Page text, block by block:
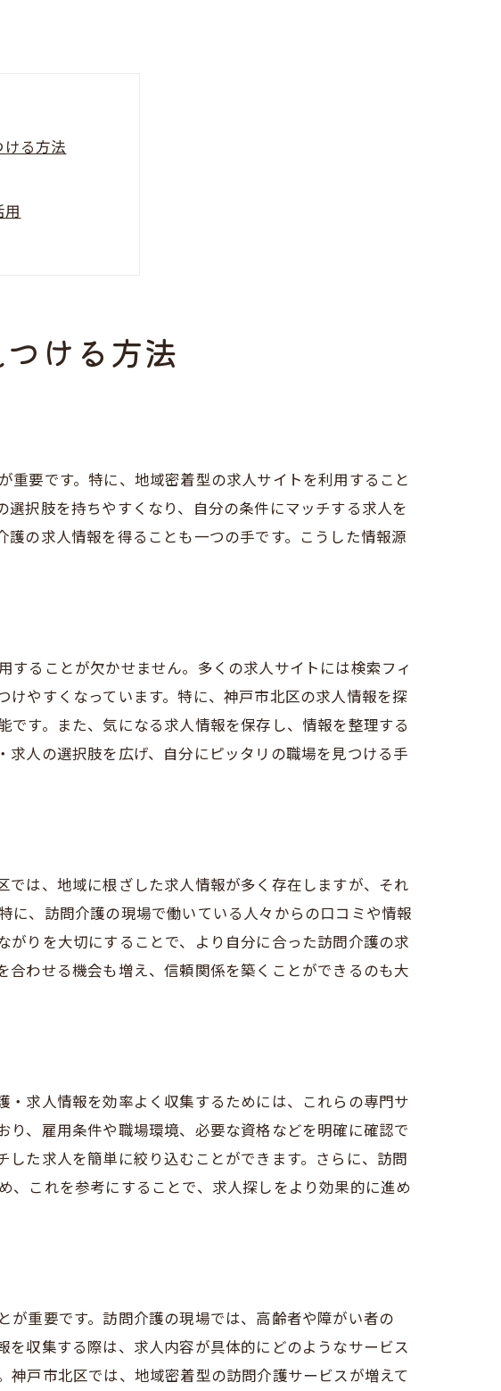
る方法
用
そうける方法
要です。特に、地域密着型の求人サイトを利用すること
択肢を持ちやすくなり、自分の条件にマッチする求人を
の求人情報を得ることも一つの手です。こうした情報源
ることが欠かせません。多くの求人サイトには検索フィ
やすくなっています。特に、神戸市北区の求人情報を探
す。また、気になる求人情報を保存し、情報を整理する
人の選択肢を広げ、自分にピッタリの職場を見つける手
は、地域に根ざした求人情報が多く存在しますが、それ
に、訪問介護の現場で働いている人々からの口コミや情報
りを大切にすることで、より自分に合った訪問介護の求
わせる機会も増え、信頼関係を築くことができるのも大
求人情報を効率よく収集するためには、これらの専門サ
、雇用条件や職場環境、必要な資格などを明確に確認で
た求人を簡単に絞り込むことができます。さらに、訪問
これを参考にすることで、求人探しをより効果的に進め
重要です。訪問介護の現場では、高齢者や障がい者の
収集する際は、求人内容が具体的にどのようなサービス
戸市北区では、地域密着型の訪問介護サービスが増えて